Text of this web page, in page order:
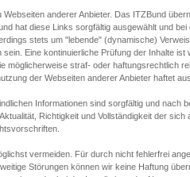
anderer Anbieter. Das ITZBund
hat diese Links sorgfältig ausgewählt und
stets um "lebende" (dynamische)
Eine kontinuierliche Prüfung der Inhalte
möglicherweise straf- oder haftungsrechtlich
der Webseiten anderer Anbieter haftet
Informationen sind sorgfältig und
Richtigkeit und Vollständigkeit der
vermeiden. Für durch nicht fehlerfrei
Störungen können wir keine Haftung